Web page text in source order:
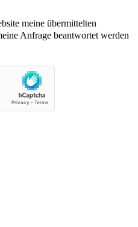
meine übermittelten
Anfrage beantwortet werden